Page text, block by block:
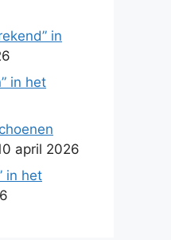
in
in het
april 2026
in het